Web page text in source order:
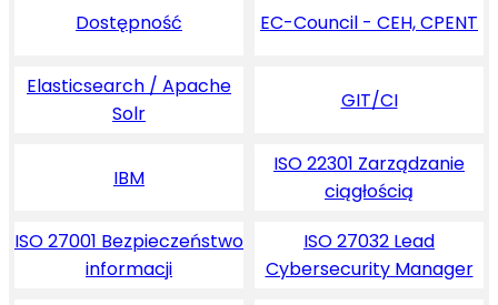
Dostępność EC-Council - CEH, CPENT
Elasticsearch / Apache
Solr
GIT/CI
IBM
ISO 22301 Zarządzanie
ciągłością
ISO 27001 Bezpieczeństwo
informacji
ISO 27032 Lead
Cybersecurity Manager